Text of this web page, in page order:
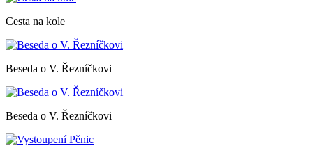
Cesta na kole
Beseda o V. Řezníčkovi
Beseda o V. Řezníčkovi